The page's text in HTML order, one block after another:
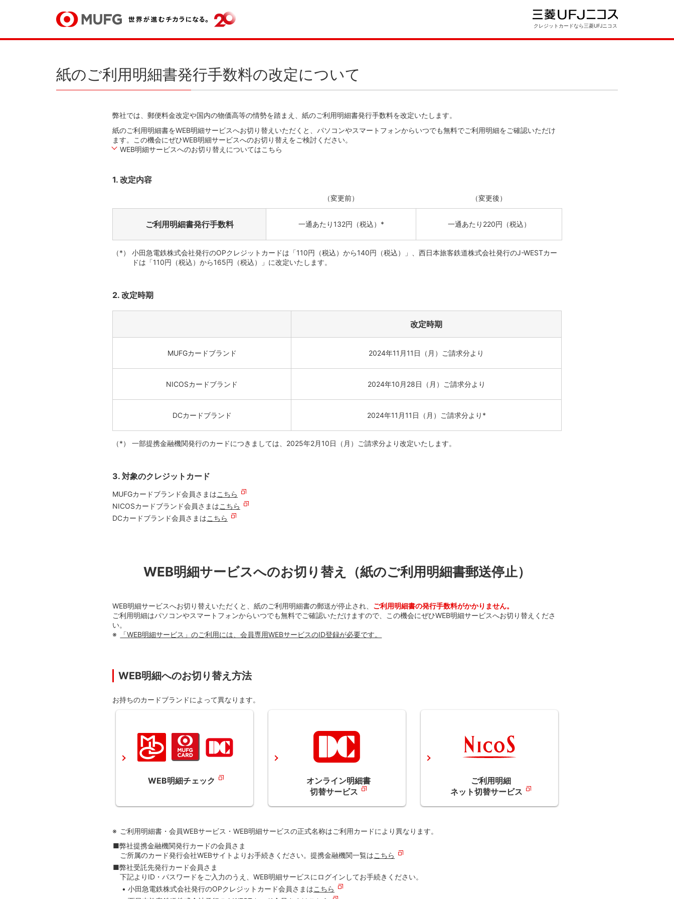
クレジットカードなら三菱UFJニコス
紙のご利用明細書発行手数料の改定について
弊社では、郵便料金改定や国内の物価高等の情勢を踏まえ、紙のご利用明細書発行手数料を改定いたします。
紙のご利用明細書をWEB明細サービスへお切り替えいただくと、パソコンやスマートフォンからいつでも無料でご利用明細をご確認いただけ
ます。この機会にぜひWEB明細サービスへのお切り替えをご検討ください。
WEB明細サービスへのお切り替えについてはこちら
1. 改定内容
（変更前） （変更後）
ご利用明細書発行手数料 一通あたり 132円 （税込）* 一通あたり 220円 （税込）
小田急電鉄株式会社発行のOPクレジットカードは「110円（税込）から140円（税込）」、西日本旅客鉄道株式会社発行のJ-WESTカー
ドは「110円（税込）から165円（税込）」に改定いたします。
2. 改定時期
改定時期
MUFGカードブランド 2024年11月11日（月） ご請求分より
NICOSカードブランド 2024年10月28日（月） ご請求分より
DCカードブランド 2024年11月11日（月） ご請求分より*
一部提携金融機関発行のカードにつきましては、2025年2月10日（月）ご請求分より改定いたします。
3. 対象のクレジットカード
MUFGカードブランド会員さまはこちら
NICOSカードブランド会員さまはこちら
DCカードブランド会員さまはこちら
WEB明細サービスへのお切り替え（紙のご利用明細書郵送停止）
WEB明細サービスへお切り替えいただくと、紙のご利用明細書の郵送が停止され、 ご利用明細書の発行手数料がかかりません。
ご利用明細はパソコンやスマートフォンからいつでも無料でご確認いただけますので、この機会にぜひWEB明細サービスへお切り替えくださ
い。
「WEB明細サービス」のご利用には、会員専用WEBサービスのID登録が必要です。
WEB明細へのお切り替え方法
お持ちのカードブランドによって異なります。
WEB明細チェック
オンライン明細書
切替サービス
ご利用明細
ネット切替サービス
ご利用明細書・会員WEBサービス・WEB明細サービスの正式名称はご利用カードにより異なります。
■弊社提携金融機関発行カードの会員さま
ご所属のカード発行会社WEBサイトよりお手続きください。提携金融機関一覧はこちら
■弊社受託先発行カード会員さま
下記よりID・パスワードをご入力のうえ、WEB明細サービスにログインしてお手続きください。
小田急電鉄株式会社発行のOPクレジットカード会員さまはこちら